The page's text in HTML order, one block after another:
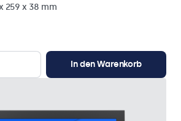
259 x 38 mm
In den Warenkorb